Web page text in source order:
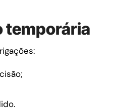
temporária